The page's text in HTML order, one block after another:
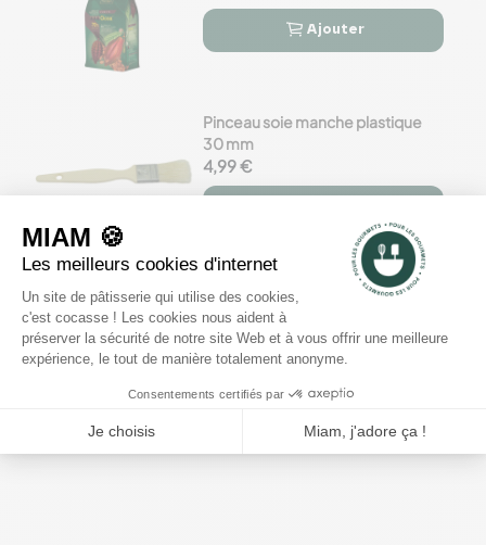
 
Ajouter
Pinceau soie manche plastique
30 mm
4,99 €
Moule chocolat oeuf lapin
surprise 15 cm - Cabrellon
24,44 €
 